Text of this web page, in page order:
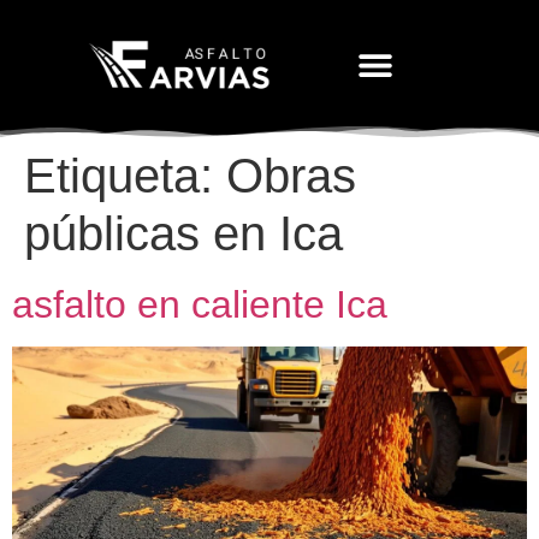
Etiqueta: Obras
públicas en Ica
asfalto en caliente Ica